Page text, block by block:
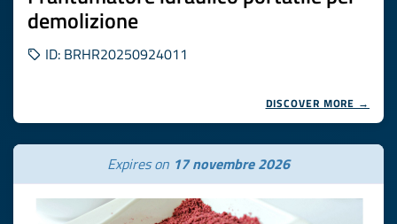
demolizione
ID: BRHR20250924011
DISCOVER MORE →
Expires on 17 novembre 2026